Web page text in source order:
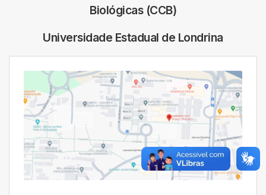
Biológicas (CCB)
Universidade Estadual de Londrina